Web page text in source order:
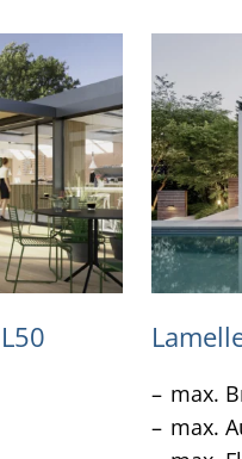
max.
max.